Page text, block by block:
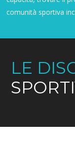
comunità sportiva
LE